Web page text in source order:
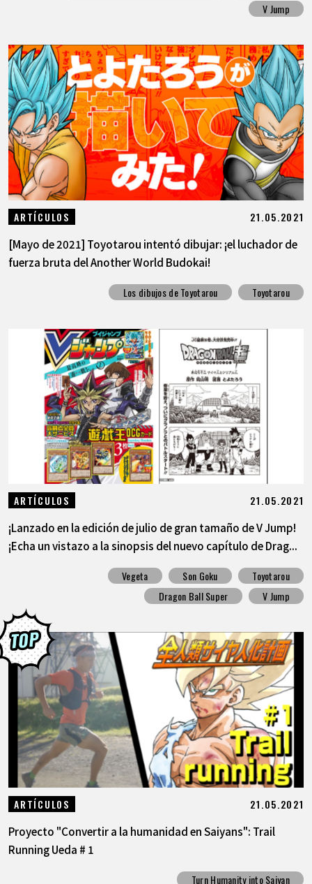
V Jump
ARTÍCULOS 21.05.2021
[Mayo de 2021] Toyotarou intentó dibujar: ¡el luchador de
fuerza bruta del Another World Budokai!
Los dibujos de Toyotarou Toyotarou
ARTÍCULOS 21.05.2021
¡Lanzado en la edición de julio de gran tamaño de V Jump!
¡Echa un vistazo a la sinopsis del nuevo capítulo de Drag...
Vegeta Son Goku
Toyotarou
Dragon Ball Super
V Jump
ARTÍCULOS 21.05.2021
Proyecto "Convertir a la humanidad en Saiyans": Trail
Running Ueda # 1
Turn Humanity into Saiyan